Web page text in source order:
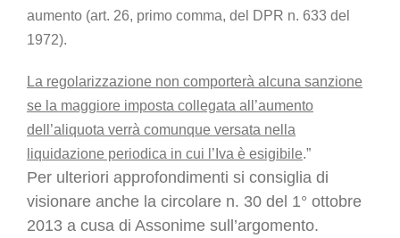
aumento (art. 26, primo comma, del DPR n. 633 del
1972).
La regolarizzazione non comporterà alcuna sanzione
se la maggiore imposta collegata all’aumento
dell’aliquota verrà comunque versata nella
liquidazione periodica in cui l’Iva è esigibile.”
Per ulteriori approfondimenti si consiglia di
visionare anche la circolare n. 30 del 1° ottobre
2013 a cusa di Assonime sull’argomento.